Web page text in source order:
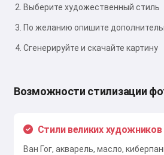
Выберите художественный стиль
По желанию опишите
Сгенерируйте и скачайте картину
Возможности стилизации
Стили великих художников
Ван Гог, акварель, масло,